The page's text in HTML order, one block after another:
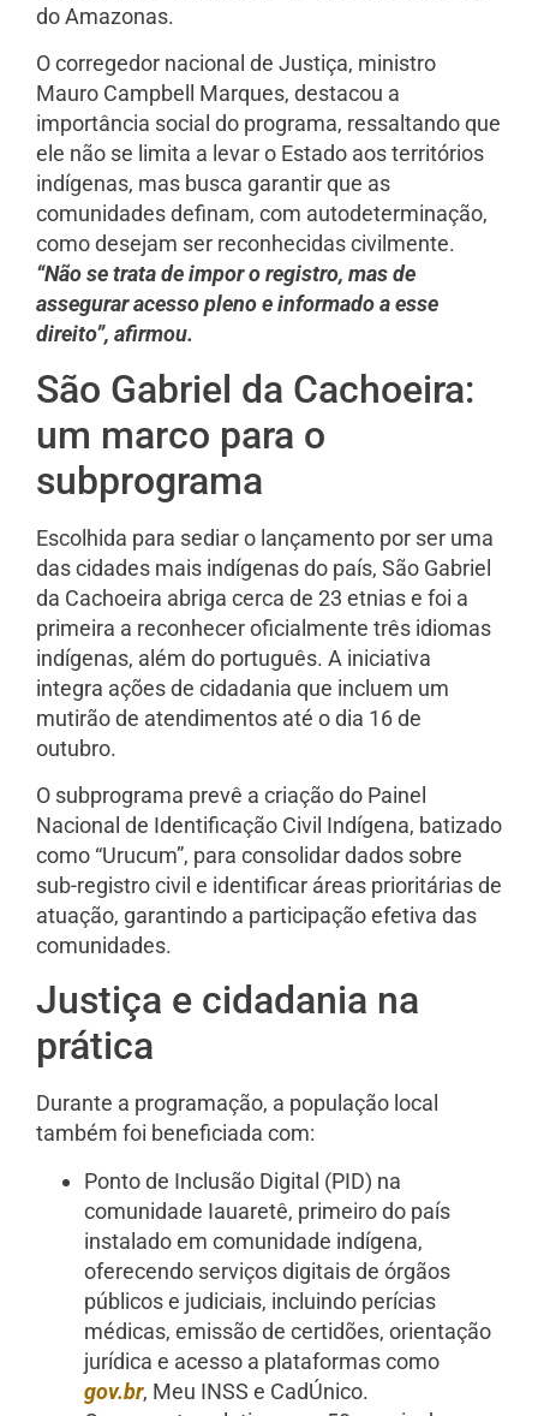
do Amazonas.
O corregedor nacional de Justiça, ministro
Mauro Campbell Marques, destacou a
importância social do programa, ressaltando que
ele não se limita a levar o Estado aos territórios
indígenas, mas busca garantir que as
comunidades definam, com autodeterminação,
como desejam ser reconhecidas civilmente.
“Não se trata de impor o registro, mas de
assegurar acesso pleno e informado a esse
direito”, afirmou.
São Gabriel da Cachoeira:
um marco para o
subprograma
Escolhida para sediar o lançamento por ser uma
das cidades mais indígenas do país, São Gabriel
da Cachoeira abriga cerca de 23 etnias e foi a
primeira a reconhecer oficialmente três idiomas
indígenas, além do português. A iniciativa
integra ações de cidadania que incluem um
mutirão de atendimentos até o dia 16 de
outubro.
O subprograma prevê a criação do Painel
Nacional de Identificação Civil Indígena, batizado
como “Urucum”, para consolidar dados sobre
sub-registro civil e identificar áreas prioritárias de
atuação, garantindo a participação efetiva das
comunidades.
Justiça e cidadania na
prática
Durante a programação, a população local
também foi beneficiada com:
Ponto de Inclusão Digital (PID) na
comunidade Iauaretê, primeiro do país
instalado em comunidade indígena,
oferecendo serviços digitais de órgãos
públicos e judiciais, incluindo perícias
médicas, emissão de certidões, orientação
jurídica e acesso a plataformas como
gov.br, Meu INSS e CadÚnico.